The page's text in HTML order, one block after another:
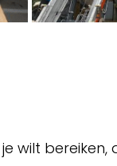
wilt bereiken,